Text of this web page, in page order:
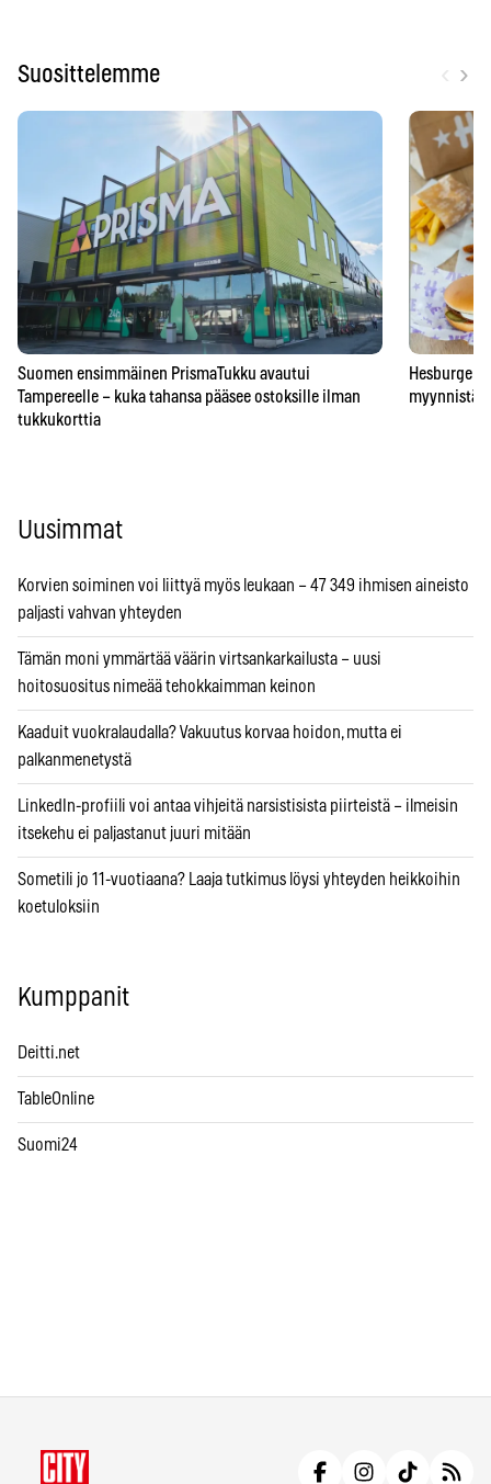
Suosittelemme ›
Suomen ensimmäinen PrismaTukku avautui
Tampereelle – kuka tahansa pääsee ostoksille ilman
tukkukorttia
myynnistä
Uusimmat
Korvien soiminen voi liittyä myös leukaan – 47 349 ihmisen aineisto
paljasti vahvan yhteyden
Tämän moni ymmärtää väärin virtsankarkailusta – uusi
hoitosuositus nimeää tehokkaimman keinon
Kaaduit vuokralaudalla? Vakuutus korvaa hoidon, mutta ei
palkanmenetystä
LinkedIn-profiili voi antaa vihjeitä narsistisista piirteistä – ilmeisin
itsekehu ei paljastanut juuri mitään
Sometili jo 11-vuotiaana? Laaja tutkimus löysi yhteyden heikkoihin
koetuloksiin
Kumppanit
Deitti.net
TableOnline
Suomi24